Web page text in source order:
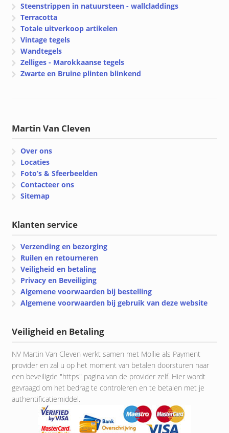
Steenstrippen in natuursteen - wallcladdings
Terracotta
Totale uitverkoop artikelen
Vintage tegels
Wandtegels
Zelliges - Marokkaanse tegels
Zwarte en Bruine plinten blinkend
Martin Van Cleven
Over ons
Locaties
Foto’s & Sfeerbeelden
Contacteer ons
Sitemap
Klanten service
Verzending en bezorging
Ruilen en retourneren
Veiligheid en betaling
Privacy en Beveiliging
Algemene voorwaarden bij bestelling
Algemene voorwaarden bij gebruik van deze website
Veiligheid en Betaling
NV Martin Van Cleven werkt samen met Mollie als Payment
provider en zal u op het moment van betalen doorsturen naar
een beveiligde "https" pagina van de provider zelf. Hier wordt
gevraagd om het bedrag te controleren en te betalen met je
authentificatiemiddel.